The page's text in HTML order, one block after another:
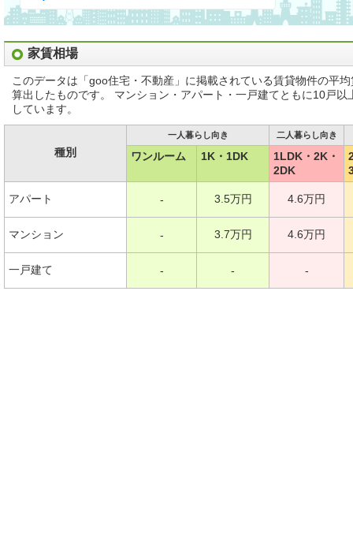
家賃相場
このデータは「goo住宅・不動産」に掲載されている賃貸物件の平
算出したものです。 マンション・アパート・一戸建てともに10戸
しています。
種別
一人暮らし向き 二人暮らし向き
ワンルーム 1K・1DK
1LDK・2K・
2DK
アパート - 3.5万円 4.6万円
マンション - 3.7万円 4.6万円
一戸建て - - -